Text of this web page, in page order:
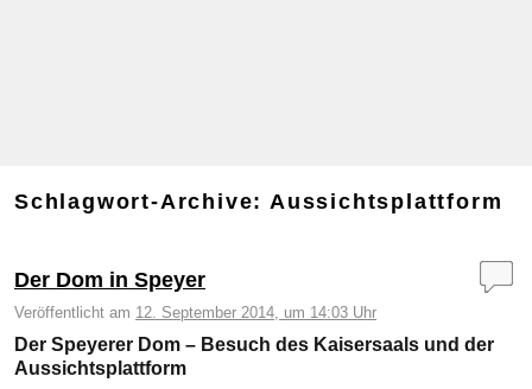
Schlagwort-Archive:Aussichtsplattform
Der Dom in Speyer
Veröffentlicht am 12. September 2014, um 14:03 Uhr
Der Speyerer Dom – Besuch des Kaisersaals und der
Aussichtsplattform